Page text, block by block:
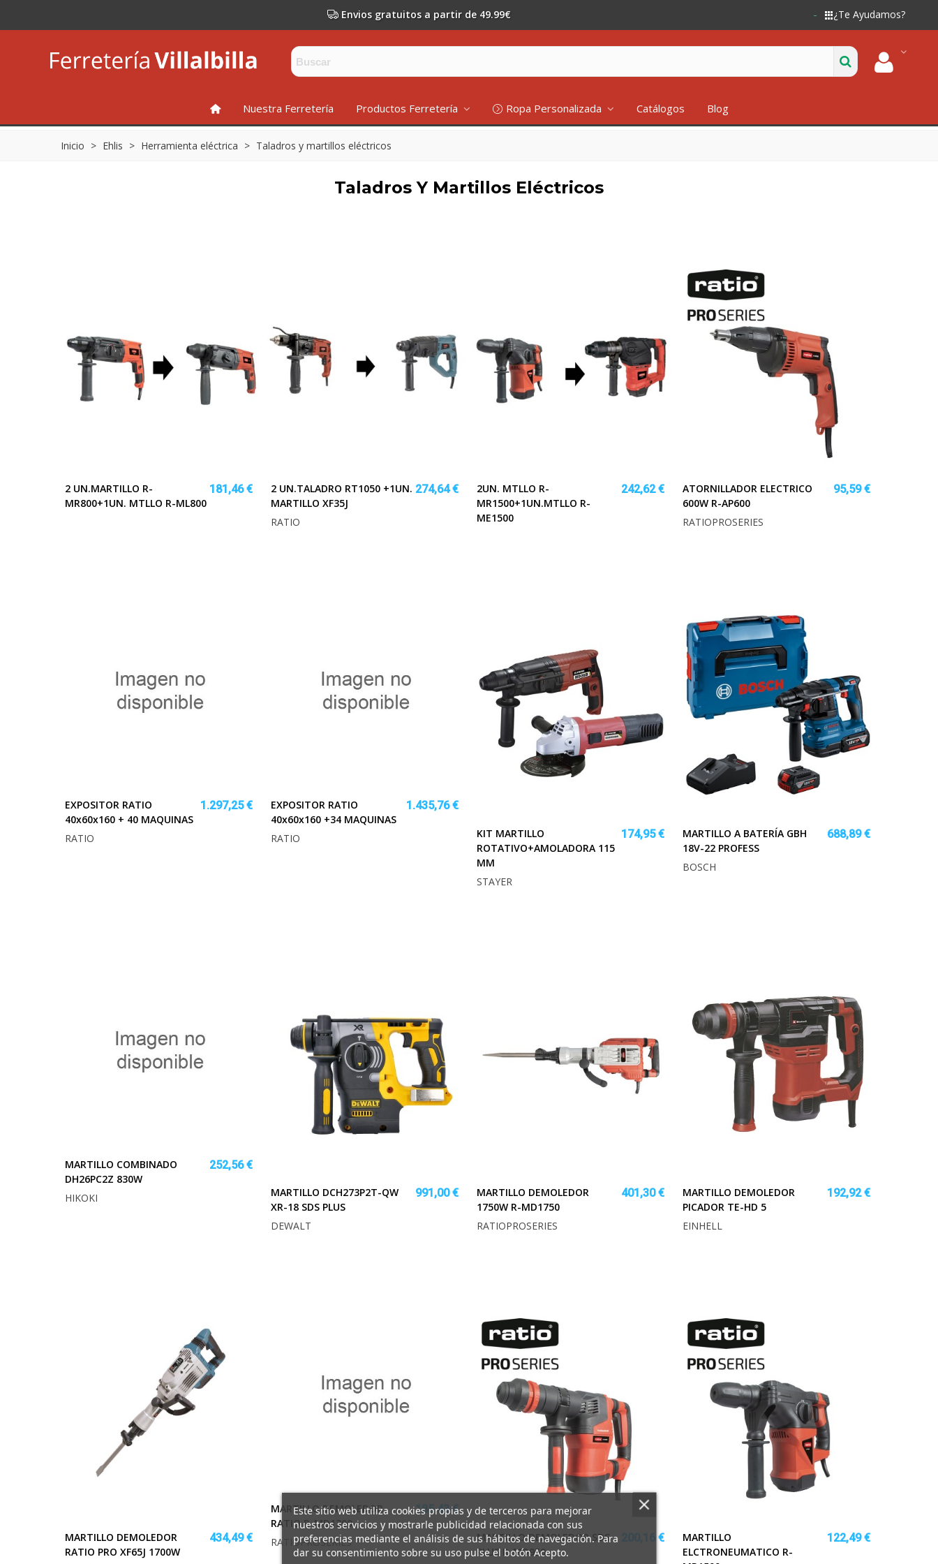
Envios gratuitos a partir de 49.99€ ¿Te Ayudamos?
INICIONuestra Ferretería Productos Ferretería Ropa Personalizada Catálogos Blog
Inicio > Ehlis > Herramienta eléctrica > Taladros y martillos eléctricos
Taladros Y Martillos Eléctricos
2 UN.MARTILLO R-
MR800+1UN. MTLLO R-ML800
181,46 €
2 UN.TALADRO RT1050 +1UN.
MARTILLO XF35J
274,64 €
RATIO
2UN. MTLLO R-
MR1500+1UN.MTLLO R-
ME1500
242,62 €
ATORNILLADOR ELECTRICO
600W R-AP600
95,59 €
RATIOPROSERIES
EXPOSITOR RATIO
40x60x160 + 40 MAQUINAS
1.297,25 €
RATIO
EXPOSITOR RATIO
40x60x160 +34 MAQUINAS
1.435,76 €
RATIO
KIT MARTILLO
ROTATIVO+AMOLADORA 115
MM
174,95 €
STAYER
MARTILLO A BATERÍA GBH
18V-22 PROFESS
688,89 €
BOSCH
MARTILLO COMBINADO
DH26PC2Z 830W
252,56 €
HIKOKI
MARTILLO DCH273P2T-QW
XR-18 SDS PLUS
991,00 €
DEWALT
MARTILLO DEMOLEDOR
1750W R-MD1750
401,30 €
RATIOPROSERIES
MARTILLO DEMOLEDOR
PICADOR TE-HD 5
192,92 €
EINHELL
MARTILLO DEMOLEDOR
RATIO PRO XF65J 1700W
434,49 €
MARTILLO DEMOLEDOR
RATIO R-MD1300
185,43 €
RATIOPROSERIES
MARTILLO DEMOLEDOR SDS
PLUS R-MD950
200,16 €
MARTILLO
ELCTRONEUMATICO R-
122,49 €
Este sitio web utiliza cookies propias y de terceros para mejorar
nuestros servicios y mostrarle publicidad relacionada con sus
preferencias mediante el análisis de sus hábitos de navegación. Para
dar su consentimiento sobre su uso pulse el botón Acepto.